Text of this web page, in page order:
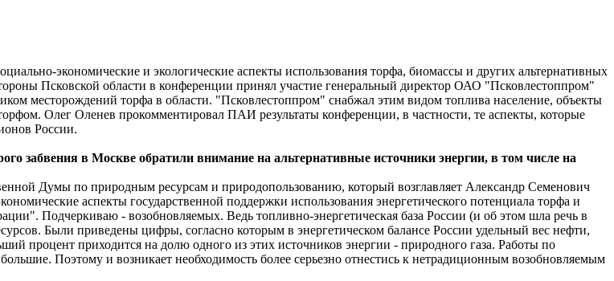
экономические и экологические аспекты использования торфа, биомассы и других альтернативных
Псковской области в конференции принял участие генеральный директор ОАО "Псковлестоппром"
месторождений торфа в области. "Псковлестоппром" снабжал этим видом топлива население, объекты
Олег Оленев прокомментировал ПАИ результаты конференции, в частности, те аспекты, которые
России.
забвения в Москве обратили внимание на альтернативные источники энергии, в том числе на
Думы по природным ресурсам и природопользованию, который возглавляет Александр Семенович
аспекты государственной поддержки использования энергетического потенциала торфа и
Подчеркиваю - возобновляемых. Ведь топливно-энергетическая база России (и об этом шла речь в
Были приведены цифры, согласно которым в энергетическом балансе России удельный вес нефти,
процент приходится на долю одного из этих источников энергии - природного газа. Работы по
Поэтому и возникает необходимость более серьезно отнестись к нетрадиционным возобновляемым